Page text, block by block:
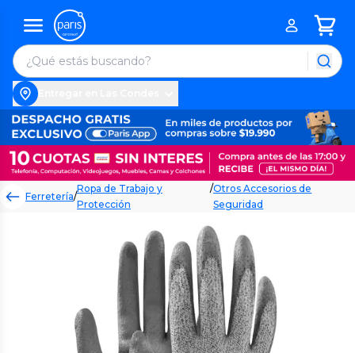
Ferretería/
Ropa de Trabajo y
Protección
/Otros Accesorios de
Seguridad